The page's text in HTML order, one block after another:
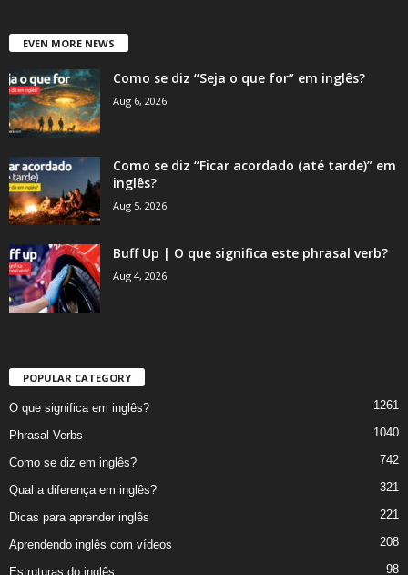
EVEN MORE NEWS
Como se diz “Seja o que for” em inglês?
Aug 6, 2026
Como se diz “Ficar acordado (até tarde)” em
inglês?
Aug 5, 2026
Buff Up | O que significa este phrasal verb?
Aug 4, 2026
POPULAR CATEGORY
O que significa em inglês? 1261
Phrasal Verbs 1040
Como se diz em inglês? 742
Qual a diferença em inglês? 321
Dicas para aprender inglês 221
Aprendendo inglês com vídeos 208
Estruturas do inglês 98